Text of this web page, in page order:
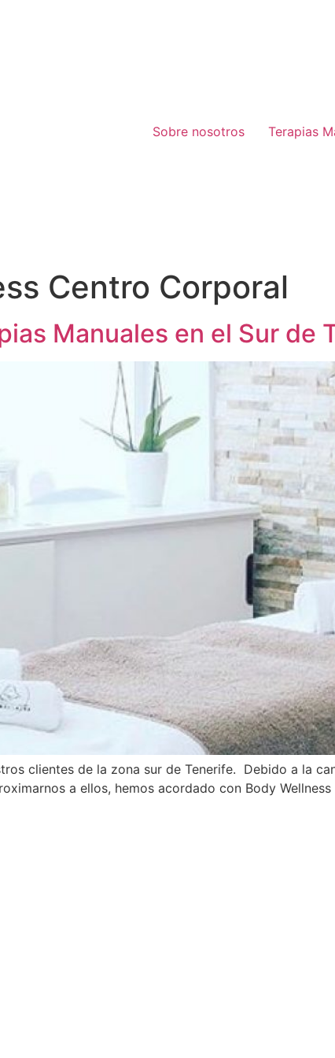
Sobre nosotros Terapias
Centro Corporal
Manuales en el Sur de
clientes de la zona sur de Tenerife. Debido a la
a ellos, hemos acordado con Body